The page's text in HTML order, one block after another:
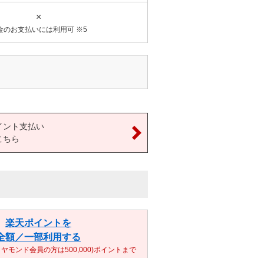
×
のお支払いには利用可 ※5
ント支払い
ちら
楽天ポイントを
額／一部利用する
モンド会員の方は500,000)ポイントまで